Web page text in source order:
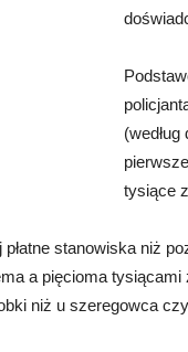
tysiące
stanowiska niż
a pięcioma tysiącami
niż u szeregowca